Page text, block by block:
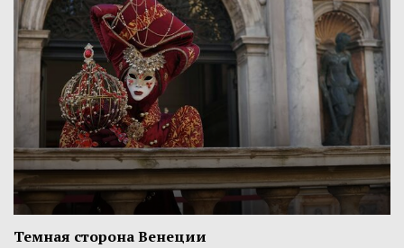
Темная сторона Венеции